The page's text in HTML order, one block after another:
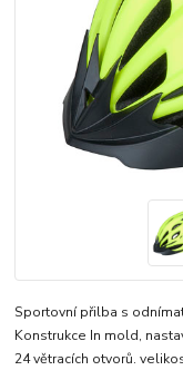
Sportovní přilba s
Konstrukce In mold,
24 větracích otvorů.